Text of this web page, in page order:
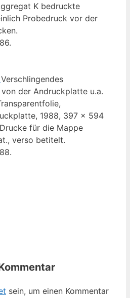
K bedruckte
Probedruck vor der
Verschlingendes
der Andruckplatte u.a.
1988, 397 x 594
für die Mappe
verso betitelt.
sein, um einen Kommentar